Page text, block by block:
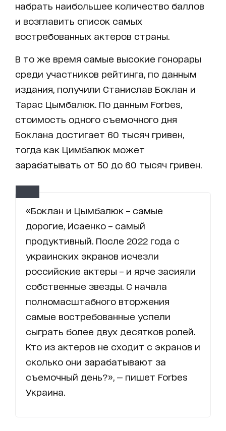
набрать наибольшее количество баллов
и возглавить список самых
востребованных актеров страны.
В то же время самые высокие гонорары
среди участников рейтинга, по данным
издания, получили Станислав Боклан и
Тарас Цымбалюк. По данным Forbes,
стоимость одного съемочного дня
Боклана достигает 60 тысяч гривен,
тогда как Цимбалюк может
зарабатывать от 50 до 60 тысяч гривен.
«Боклан и Цымбалюк – самые
дорогие, Исаенко – самый
продуктивный. После 2022 года с
украинских экранов исчезли
российские актеры – и ярче засияли
собственные звезды. С начала
полномасштабного вторжения
самые востребованные успели
сыграть более двух десятков ролей.
Кто из актеров не сходит с экранов и
сколько они зарабатывают за
съемочный день?», — пишет Forbes
Украина.